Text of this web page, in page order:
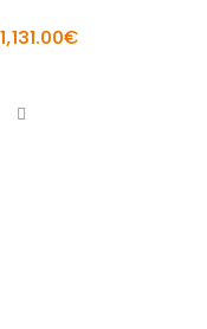
1,131.00€